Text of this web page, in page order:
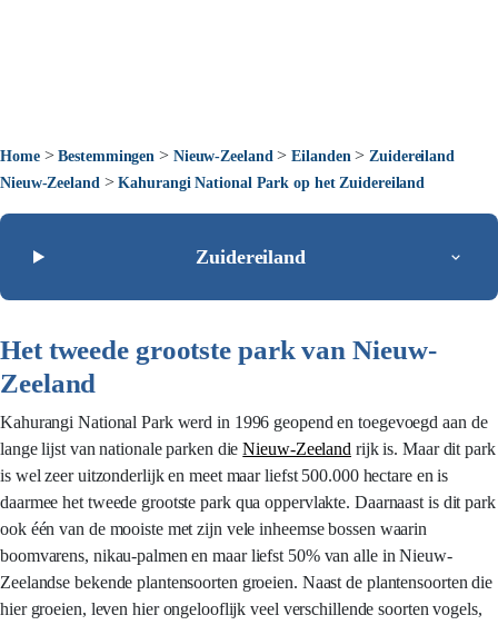
Home>Bestemmingen > Nieuw-Zeeland >Eilanden > Zuidereiland
Nieuw-Zeeland >Kahurangi National Park op het Zuidereiland
Zuidereiland
Het tweede grootste park van Nieuw-
Zeeland
Kahurangi National Park werd in 1996 geopend en toegevoegd aan de
lange lijst van nationale parken dieNieuw-Zeeland rijk is. Maar dit park
is wel zeer uitzonderlijk en meet maar liefst 500.000 hectare en is
daarmee het tweede grootste park qua oppervlakte. Daarnaast is dit park
ook één van de mooiste met zijn vele inheemse bossen waarin
boomvarens, nikau-palmen en maar liefst 50% van alle in Nieuw-
Zeelandse bekende plantensoorten groeien. Naast de plantensoorten die
hier groeien, leven hier ongelooflijk veel verschillende soorten vogels,